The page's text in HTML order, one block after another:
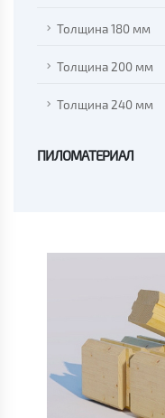
Толщина 180 мм
Толщина 200 мм
Толщина 240 мм
ПИЛОМАТЕРИАЛ